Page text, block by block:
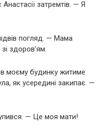
затремтів. — Я
погляд. — Мама
здоров’ям.
моєму будинку житиме
як усередині закипає. —
— Це моя мати!